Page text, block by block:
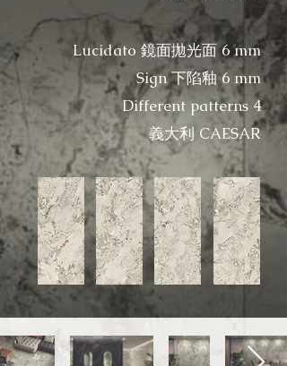
Lucidato 鏡面拋光面 6 mm​
Sign 下陷釉6 mm
Different patterns 4
​義大利 CAESAR